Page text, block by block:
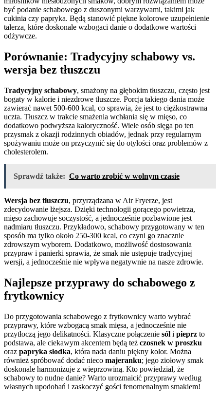
być podanie schabowego z duszonymi warzywami, takimi jak
cukinia czy papryka. Będą stanowić piękne kolorowe uzupełnienie
talerza, które doskonale wzbogaci danie o dodatkowe wartości
odżywcze.
Porównanie: Tradycyjny schabowy vs.
wersja bez tłuszczu
Tradycyjny schabowy, smażony na głębokim tłuszczu, często jest
bogaty w kalorie i niezdrowe tłuszcze. Porcja takiego dania może
zawierać nawet 500-600 kcal, co sprawia, że jest to ciężkostrawna
uczta. Tłuszcz w trakcie smażenia wchłania się w mięso, co
dodatkowo podwyższa kaloryczność. Wiele osób sięga po ten
przysmak z okazji rodzinnych obiadów, jednak przy regularnym
spożywaniu może on przyczynić się do otyłości oraz problemów z
cholesterolem.
Sprawdź także: Co warto zrobić w wolnym czasie
Wersja bez tłuszczu, przyrządzana w Air Fryerze, jest
zdecydowanie lżejsza. Dzięki technologii gorącego powietrza,
mięso zachowuje soczystość, a jednocześnie pozbawione jest
nadmiaru tłuszczu. Przykładowo, schabowy przygotowany w ten
sposób ma tylko około 250-300 kcal, co czyni go znacznie
zdrowszym wyborem. Dodatkowo, możliwość dostosowania
przypraw i panierki sprawia, że smak nie ustępuje tradycyjnej
wersji, a jednocześnie nie wpływa negatywnie na nasze zdrowie.
Najlepsze przyprawy do schabowego z
frytkownicy
Do przygotowania schabowego z frytkownicy warto wybrać
przyprawy, które wzbogacą smak mięsa, a jednocześnie nie
przytłoczą jego delikatności. Klasyczne połączenie sól i pieprz to
podstawa, ale ciekawym akcentem będą też czosnek w proszku
oraz papryka słodka, która nada daniu piękny kolor. Można
również spróbować dodać nieco majeranku; jego ziołowy smak
doskonale harmonizuje z wieprzowiną. Kto powiedział, że
schabowy to nudne danie? Warto urozmaicić przyprawy według
własnych upodobań i zaskoczyć gości fenomenalnym smakiem!